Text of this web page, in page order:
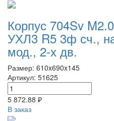
Корпус 704Sv
УХЛ3 R5 3ф сч.,
мод., 2-х дв.
Размер: 610x690x145
Артикул: 51625
5 872.88 ₽
В заказ